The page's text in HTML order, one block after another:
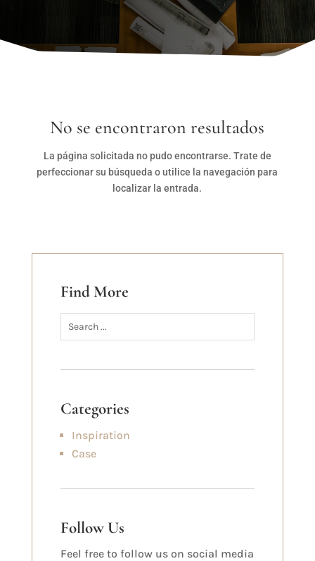
No se encontraron resultados
La página solicitada no pudo encontrarse. Trate de
perfeccionar su búsqueda o utilice la navegación para
localizar la entrada.
Find More
Categories
Inspiration
Case
Follow Us
Feel free to follow us on social media